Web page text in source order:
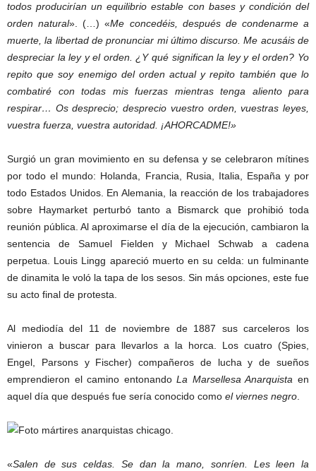
todos producirían un equilibrio estable con bases y condición del
orden natural». (…) «Me concedéis, después de condenarme a
muerte, la libertad de pronunciar mi último discurso. Me acusáis de
despreciar la ley y el orden. ¿Y qué significan la ley y el orden? Yo
repito que soy enemigo del orden actual y repito también que lo
combatiré con todas mis fuerzas mientras tenga aliento para
respirar… Os desprecio; desprecio vuestro orden, vuestras leyes,
vuestra fuerza, vuestra autoridad. ¡AHORCADME!»
Surgió un gran movimiento en su defensa y se celebraron mítines
por todo el mundo: Holanda, Francia, Rusia, Italia, España y por
todo Estados Unidos. En Alemania, la reacción de los trabajadores
sobre Haymarket perturbó tanto a Bismarck que prohibió toda
reunión pública. Al aproximarse el día de la ejecución, cambiaron la
sentencia de Samuel Fielden y Michael Schwab a cadena
perpetua. Louis Lingg apareció muerto en su celda: un fulminante
de dinamita le voló la tapa de los sesos. Sin más opciones, este fue
su acto final de protesta.
Al mediodía del 11 de noviembre de 1887 sus carceleros los
vinieron a buscar para llevarlos a la horca. Los cuatro (Spies,
Engel, Parsons y Fischer) compañeros de lucha y de sueños
emprendieron el camino entonandoLa Marsellesa Anarquista en
aquel día que después fue sería conocido como el viernes negro
«Salen de sus celdas. Se dan la mano, sonríen. Les leen la